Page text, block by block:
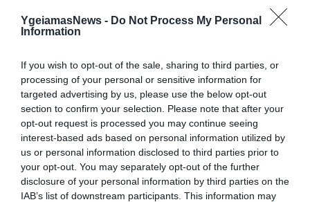
YgeiamasNews - Do Not Process My Personal
Information
If you wish to opt-out of the sale, sharing to third parties, or
processing of your personal or sensitive information for
targeted advertising by us, please use the below opt-out
section to confirm your selection. Please note that after your
opt-out request is processed you may continue seeing
interest-based ads based on personal information utilized by
us or personal information disclosed to third parties prior to
your opt-out. You may separately opt-out of the further
disclosure of your personal information by third parties on the
IAB’s list of downstream participants. This information may
Η απλή συνήθεια που απαγόρευσε ο
πρίγκιπας Ουίλιαμ και η Κέιτ Μίντλετον
στα παιδιά τους